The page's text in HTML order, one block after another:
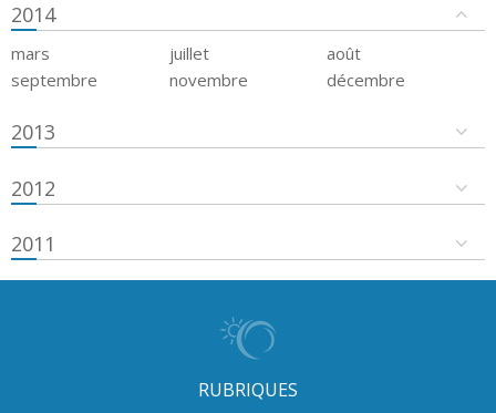
2014
mars juillet
août
septembre
novembre décembre
2013
2012
2011
RUBRIQUES